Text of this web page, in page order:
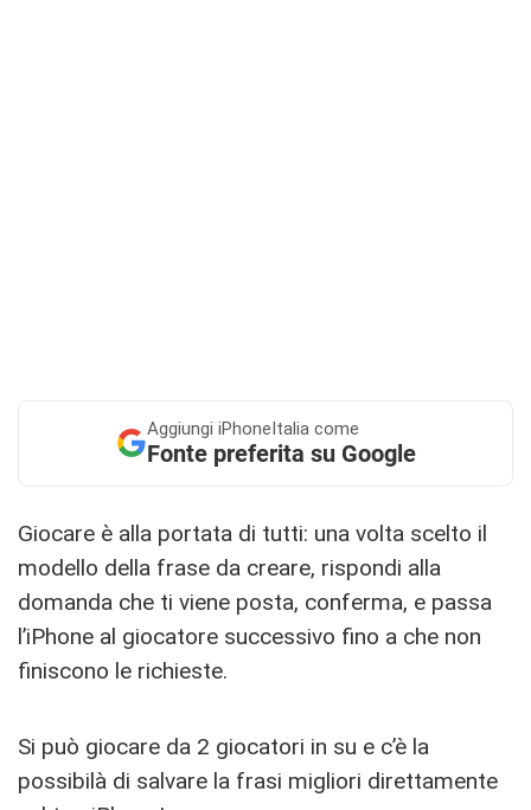
Aggiungi iPhoneItalia come
Fonte preferita su Google
Giocare è alla portata di tutti: una volta scelto il
modello della frase da creare, rispondi alla
domanda che ti viene posta, conferma, e passa
l’iPhone al giocatore successivo fino a che non
finiscono le richieste.
Si può giocare da 2 giocatori in su e c’è la
possibilà di salvare la frasi migliori direttamente